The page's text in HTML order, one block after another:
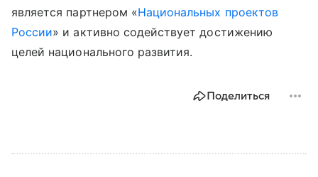
является партнером «Национальных проектов
России» и активно содействует достижению
целей национального развития.
Поделиться